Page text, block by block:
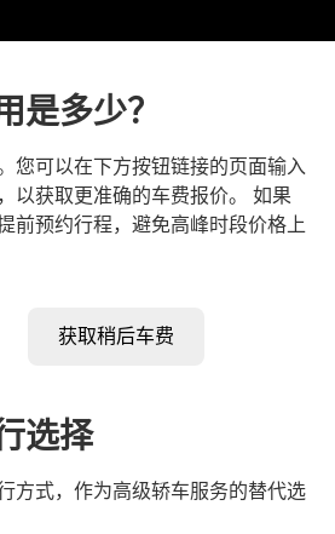
是多少？
您可以在下方按钮链接的页面输入
以获取更准确的车费报价。 如果
前预约行程，避免高峰时段价格上
获取稍后车费
选择
方式，作为高级轿车服务的替代选